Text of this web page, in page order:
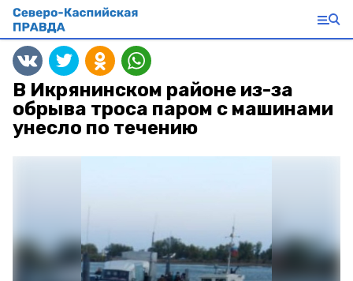
В Икрянинском районе из-за
обрыва троса паром с машинами
унесло по течению